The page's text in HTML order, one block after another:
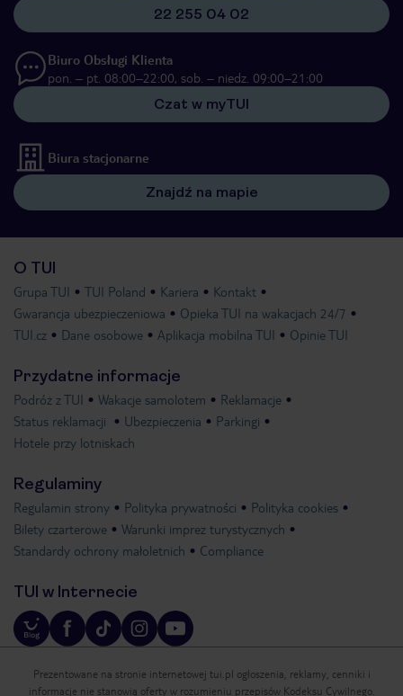
22 255 04 02
Biuro Obsługi Klienta
pon. – pt. 08:00–22:00, sob. – niedz. 09:00–21:00
Czat w myTUI
Biura stacjonarne
Znajdź na mapie
O TUI
Grupa TUI TUI Poland Kariera
Kontakt
Gwarancja ubezpieczeniowa
Opieka TUI na wakacjach 24/7
TUI.cz
Dane osobowe Aplikacja mobilna TUI Opinie TUI
Przydatne informacje
Podróż z TUI Wakacje samolotem
Reklamacje
Status reklamacji
Ubezpieczenia
Parkingi
Hotele przy lotniskach
Regulaminy
Regulamin strony Polityka prywatności
Polityka cookies
Bilety czarterowe
Warunki imprez turystycznych
Standardy ochrony małoletnich
Compliance
TUI w Internecie
Prezentowane na stronie internetowej tui.pl ogłoszenia, reklamy, cenniki i
informacje nie stanowią oferty w rozumieniu przepisów Kodeksu Cywilnego.